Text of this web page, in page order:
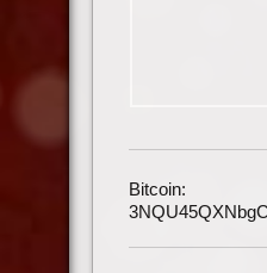
Bitcoin: